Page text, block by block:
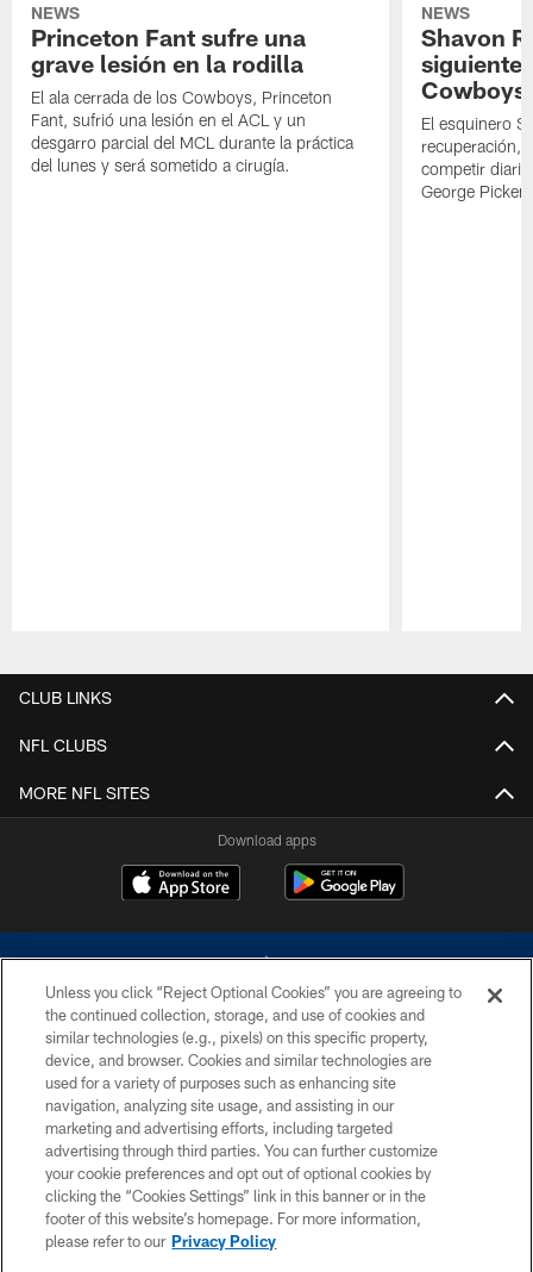
NEWS
Princeton Fant sufre una
grave lesión en la rodilla
El ala cerrada de los Cowboys, Princeton
Fant, sufrió una lesión en el ACL y un
desgarro parcial del MCL durante la práctica
del lunes y será sometido a cirugía.
NEWS
Shavon
siguiente
Cowboys
El esquinero
recuperación,
competir
George
CLUB LINKS
NFL CLUBS
MORE NFL SITES
Download apps
©2026 Dallas Cowboys. All rights reserved. Do not duplicate in any form
without permission of the Dallas Cowboys. The Dallas Cowboys
Cheerleaders will not initiate contact with any person to request personal or
financial information.
PRIVACY POLICY
ACCESSIBILITY
SITE MAP
Unless you click “Reject Optional Cookies” you are agreeing to
the continued collection, storage, and use of cookies and
similar technologies (e.g., pixels) on this specific property,
device, and browser. Cookies and similar technologies are
used for a variety of purposes such as enhancing site
navigation, analyzing site usage, and assisting in our
marketing and advertising efforts, including targeted
advertising through third parties. You can further customize
your cookie preferences and opt out of optional cookies by
clicking the “Cookies Settings” link in this banner or in the
footer of this website’s homepage. For more information,
please refer to our Privacy Policy